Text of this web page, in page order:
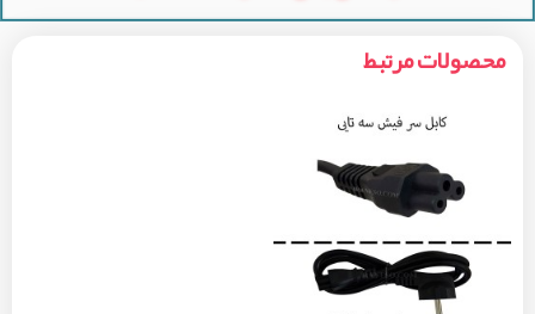
محصولات مرتبط